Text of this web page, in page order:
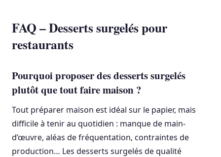
FAQ – Desserts surgelés pour
restaurants
Pourquoi proposer des desserts surgelés
plutôt que tout faire maison ?
Tout préparer maison est idéal sur le papier, mais
difficile à tenir au quotidien : manque de main-
d’œuvre, aléas de fréquentation, contraintes de
production… Les desserts surgelés de qualité